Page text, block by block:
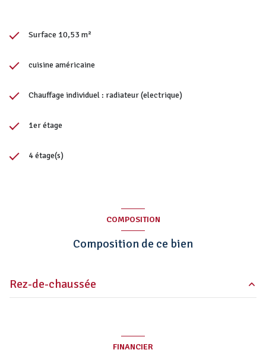
Surface 10,53 m²
cuisine américaine
Chauffage individuel : radiateur (electrique)
1er étage
4 étage(s)
COMPOSITION
Composition de ce bien
Rez-de-chaussée
FINANCIER